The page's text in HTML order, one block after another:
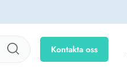
Kontakta oss